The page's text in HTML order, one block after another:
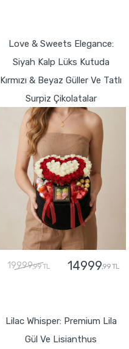
Love & Sweets Elegance:
Siyah Kalp Lüks Kutuda
Kırmızı & Beyaz Güller Ve Tatlı
Surpiz Çikolatalar
19999,99 TL 14999,99 TL
Lilac Whisper: Premium Lila
Gül Ve Lisianthus